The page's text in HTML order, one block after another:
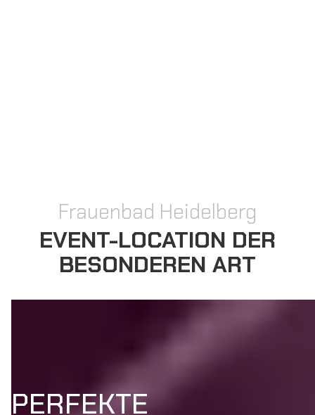
Frauenbad Heidelberg
EVENT-LOCATION DER
BESONDEREN ART
PERFEKTE